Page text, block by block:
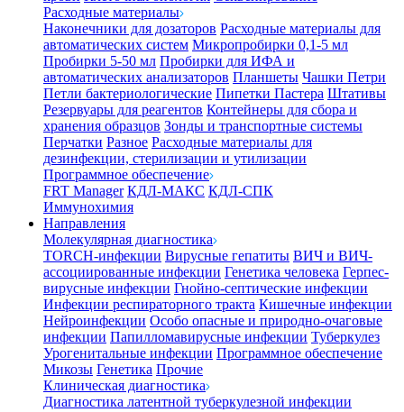
Расходные материалы
Наконечники для дозаторов Расходные материалы для
автоматических систем Микропробирки 0,1-5 мл
Пробирки 5-50 мл Пробирки для ИФА и
автоматических анализаторов Планшеты Чашки Петри
Петли бактериологические Пипетки Пастера Штативы
Резервуары для реагентов Контейнеры для сбора и
хранения образцов Зонды и транспортные системы
Перчатки Разное Расходные материалы для
дезинфекции, стерилизации и утилизации
Программное обеспечение
FRT Manager КДЛ-МАКС КДЛ-СПК
Иммунохимия
Направления
Молекулярная диагностика
TORCH-инфекции Вирусные гепатиты ВИЧ и ВИЧ-
ассоциированные инфекции Генетика человека Герпес-
вирусные инфекции Гнойно-септические инфекции
Инфекции респираторного тракта Кишечные инфекции
Нейроинфекции Особо опасные и природно-очаговые
инфекции Папилломавирусные инфекции Туберкулез
Урогенитальные инфекции Программное обеспечение
Микозы Генетика Прочие
Клиническая диагностика
Диагностика латентной туберкулезной инфекции